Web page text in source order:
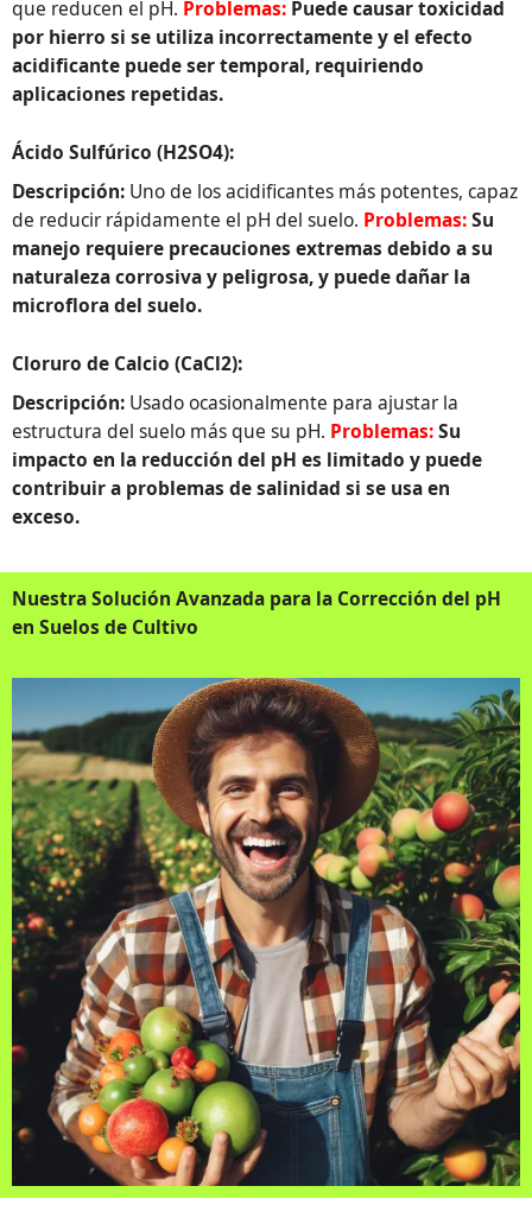
que reducen el pH. Problemas: Puede causar toxicidad
por hierro si se utiliza incorrectamente y el efecto
acidificante puede ser temporal, requiriendo
aplicaciones repetidas.
Ácido Sulfúrico (H2SO4):
Descripción: Uno de los acidificantes más potentes, capaz
de reducir rápidamente el pH del suelo. Problemas:Su
manejo requiere precauciones extremas debido a su
naturaleza corrosiva y peligrosa, y puede dañar la
microflora del suelo.
Cloruro de Calcio (CaCl2):
Descripción: Usado ocasionalmente para ajustar la
estructura del suelo más que su pH. Problemas:Su
impacto en la reducción del pH es limitado y puede
contribuir a problemas de salinidad si se usa en
exceso.
Nuestra Solución Avanzada para la Corrección del pH
en Suelos de Cultivo